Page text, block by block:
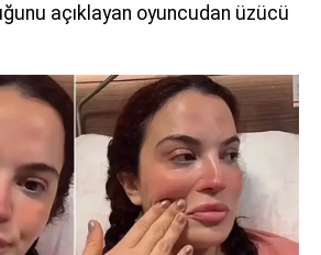
açıklayan oyuncudan üzücü